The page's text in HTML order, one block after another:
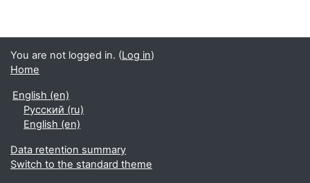
You are not logged in. (Log in)
Home
English ‎(en)‎
Русский ‎(ru)‎
English ‎(en)‎
Data retention summary
Switch to the standard theme